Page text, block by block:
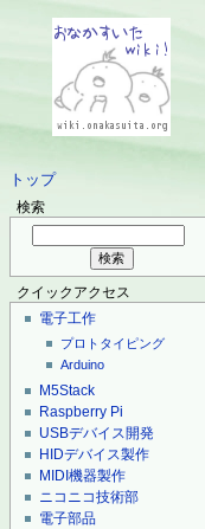
トップ
検索
クイックアクセス
電子工作
プロトタイピング
Arduino
M5Stack
Raspberry Pi
USBデバイス開発
HIDデバイス製作
MIDI機器製作
ニコニコ技術部
電子部品